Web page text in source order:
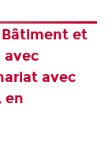
et
avec
avec
en